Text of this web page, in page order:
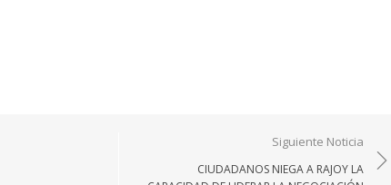
Siguiente Noticia
CIUDADANOS NIEGA A RAJOY LA